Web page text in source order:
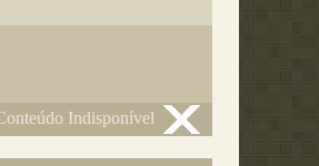
Indisponível